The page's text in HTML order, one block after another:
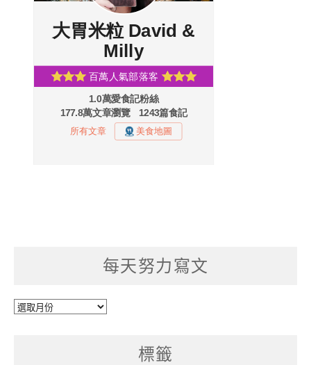
每天努力寫文
每
標籤